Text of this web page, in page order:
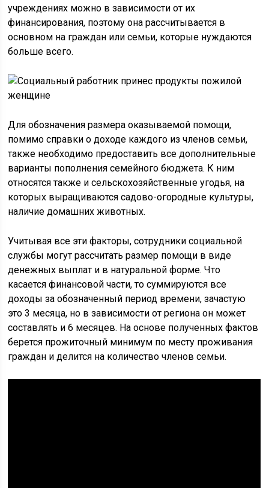
учреждениях можно в зависимости от их
финансирования, поэтому она рассчитывается в
основном на граждан или семьи, которые нуждаются
больше всего.
Для обозначения размера оказываемой помощи,
помимо справки о доходе каждого из членов семьи,
также необходимо предоставить все дополнительные
варианты пополнения семейного бюджета. К ним
относятся также и сельскохозяйственные угодья, на
которых выращиваются садово-огородные культуры,
наличие домашних животных.
Учитывая все эти факторы, сотрудники социальной
службы могут рассчитать размер помощи в виде
денежных выплат и в натуральной форме. Что
касается финансовой части, то суммируются все
доходы за обозначенный период времени, зачастую
это 3 месяца, но в зависимости от региона он может
составлять и 6 месяцев. На основе полученных фактов
берется прожиточный минимум по месту проживания
граждан и делится на количество членов семьи.